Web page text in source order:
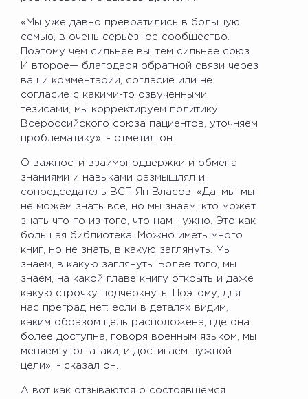
«Мы уже давно превратились в большую
семью, в очень серьёзное сообщество.
Поэтому чем сильнее вы, тем сильнее союз.
И второе— благодаря обратной связи через
ваши комментарии, согласие или не
согласие с какими-то озвученными
тезисами, мы корректируем политику
Всероссийского союза пациентов, уточняем
проблематику», - отметил он.
О важности взаимоподдержки и обмена
знаниями и навыками размышлял и
сопредседатель ВСП Ян Власов. «Да, мы, мы
не можем знать всё, но мы знаем, кто может
знать что-то из того, что нам нужно. Это как
большая библиотека. Можно иметь много
книг, но не знать, в какую заглянуть. Мы
знаем, в какую заглянуть. Более того, мы
знаем, на какой главе книгу открыть и даже
какую строчку подчеркнуть. Поэтому, для
нас преград нет: если в деталях видим,
каким образом цель расположена, где она
более доступна, говоря военным языком, мы
меняем угол атаки, и достигаем нужной
цели», - сказал он.
А вот как отзываются о состоявшемся